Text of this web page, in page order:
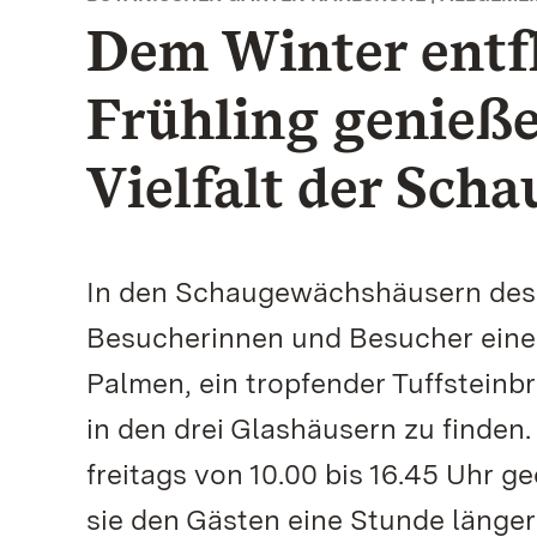
Dem Winter
Frühling
Vielfalt der
In den Schaugewächshäusern
Besucherinnen und Besucher
Palmen, ein tropfender
in den drei Glashäusern zu
freitags von 10.00 bis 16.45 Uhr
sie den Gästen eine Stunde